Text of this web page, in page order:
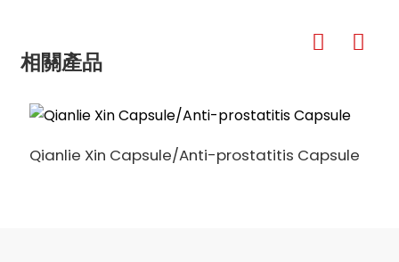
相關產品
Qianlie Xin Capsule/Anti-prostatitis Capsule